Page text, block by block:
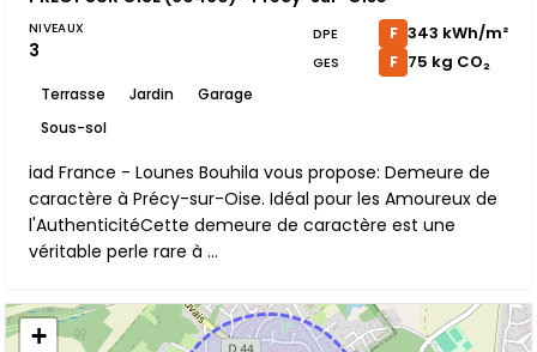
NIVEAUX
3
Terrasse Jardin
Garage
Sous-sol
DPE F 343 kWh/m²
GES F 75 kg CO₂
iad France - Lounes Bouhila vous propose: Demeure de
caractère à Précy-sur-Oise. Idéal pour les Amoureux de
l'AuthenticitéCette demeure de caractère est une
véritable perle rare à ...
+